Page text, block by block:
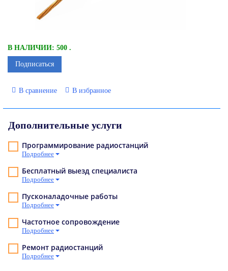
В НАЛИЧИИ: 500 .
Подписаться
В сравнение В избранное
Дополнительные услуги
Программирование радиостанций
Подробнее
Бесплатный выезд специалиста
Подробнее
Пусконаладочные работы
Подробнее
Частотное сопровождение
Подробнее
Ремонт радиостанций
Подробнее